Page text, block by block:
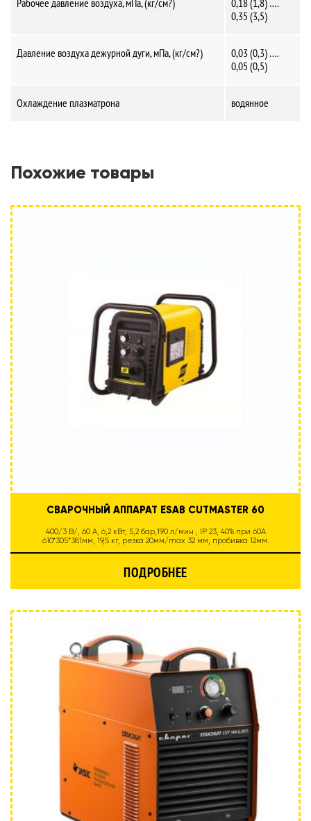
Рабочее давление воздуха, мПа, (кг/см?)
0,18 (1,8) ….
0,35 (3,5)
Давление воздуха дежурной дуги, мПа, (кг/см?)
0,03 (0,3) ….
0,05 (0,5)
Охлаждение плазматрона водянное
Похожие товары
СВАРОЧНЫЙ АППАРАТ ESAB CUTMASTER 60
400/3 B/, 60 A, 6,2 кВт, 5,2 бар,190 л/мин , IP 23, 40% при 60А
610*305*381мм, 19,5 кг, резка 20мм/max 32 мм, пробивка 12мм.
ПОДРОБНЕЕ